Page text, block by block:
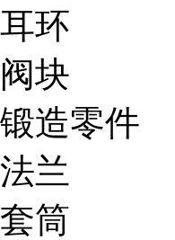
耳环
阀块
锻造零件
法兰
套筒